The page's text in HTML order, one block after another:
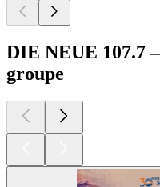
DIE NEUE 107.7
groupe